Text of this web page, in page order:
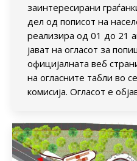
заинтересирани
дел од пописот на
реализира од 01 до 21
јават на огласот за
официјалната веб
на огласните табли во
комисија. Огласот е